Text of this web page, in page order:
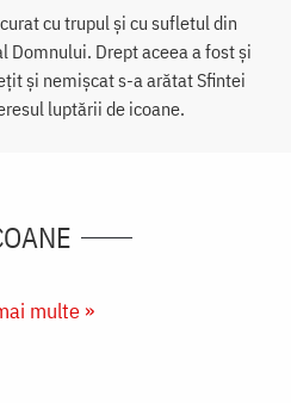
cu trupul și cu sufletul din
Domnului. Drept aceea a fost și
și nemișcat s-a arătat Sfintei
luptării de icoane.
multe »